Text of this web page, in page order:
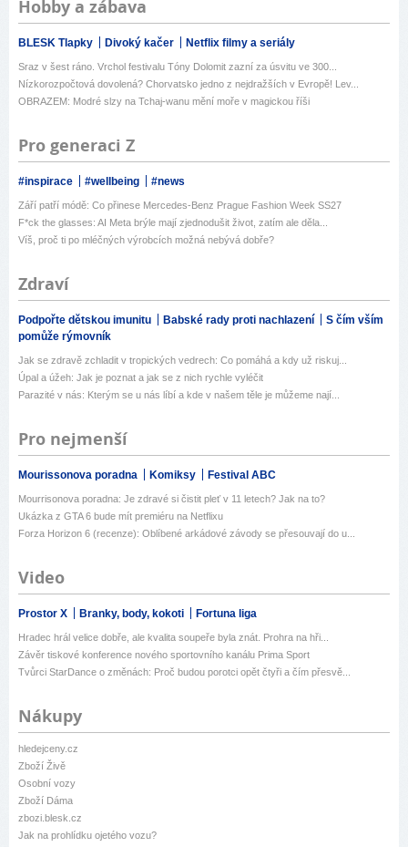
Hobby a zábava
BLESK Tlapky Divoký kačer Netflix filmy a seriály
Sraz v šest ráno. Vrchol festivalu Tóny Dolomit zazní za úsvitu ve 300...
Nízkorozpočtová dovolená? Chorvatsko jedno z nejdražších v Evropě! Lev...
OBRAZEM: Modré slzy na Tchaj-wanu mění moře v magickou říši
Pro generaci Z
#inspirace #wellbeing #news
Září patří módě: Co přinese Mercedes-Benz Prague Fashion Week SS27
F*ck the glasses: AI Meta brýle mají zjednodušit život, zatím ale děla...
Víš, proč ti po mléčných výrobcích možná nebývá dobře?
Zdraví
Podpořte dětskou imunitu Babské rady proti nachlazení
S čím vším
pomůže rýmovník
Jak se zdravě zchladit v tropických vedrech: Co pomáhá a kdy už riskuj...
Úpal a úžeh: Jak je poznat a jak se z nich rychle vyléčit
Parazité v nás: Kterým se u nás líbí a kde v našem těle je můžeme nají...
Pro nejmenší
Mourissonova poradna Komiksy Festival ABC
Mourrisonova poradna: Je zdravé si čistit pleť v 11 letech? Jak na to?
Ukázka z GTA 6 bude mít premiéru na Netflixu
Forza Horizon 6 (recenze): Oblíbené arkádové závody se přesouvají do u...
Video
Prostor X Branky, body, kokoti Fortuna liga
Hradec hrál velice dobře, ale kvalita soupeře byla znát. Prohra na hři...
Závěr tiskové konference nového sportovního kanálu Prima Sport
Tvůrci StarDance o změnách: Proč budou porotci opět čtyři a čím přesvě...
Nákupy
hledejceny.cz
Zboží Živě
Osobní vozy
Zboží Dáma
zbozi.blesk.cz
Jak na prohlídku ojetého vozu?